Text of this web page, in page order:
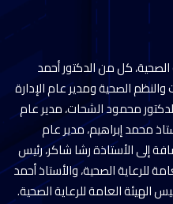
كل من الدكتور أحمد
الصحية ومدير عام الإدارة
محمود الشحات، مدير عام
محمد إبراهيم، مدير عام
إلى الأستاذة رشا شاكر، رئيس
للرعاية الصحية، والأستاذ أحمد
الهيئة العامة للرعاية الصحية.